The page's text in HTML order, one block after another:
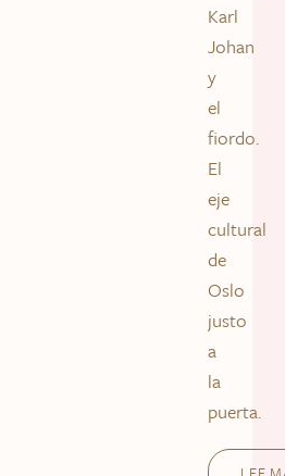
Karl
Johan
y
el
fiordo.
El
eje
cultural
de
Oslo
justo
a
la
puerta.